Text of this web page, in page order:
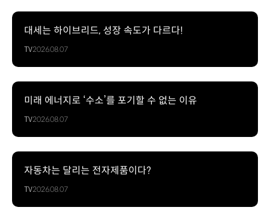
대세는 하이브리드, 성장 속도가 다르다!
TV2026.08.07
미래 에너지로 ‘수소’를 포기할 수 없는 이유
TV2026.08.07
자동차는 달리는 전자제품이다?
TV2026.08.07